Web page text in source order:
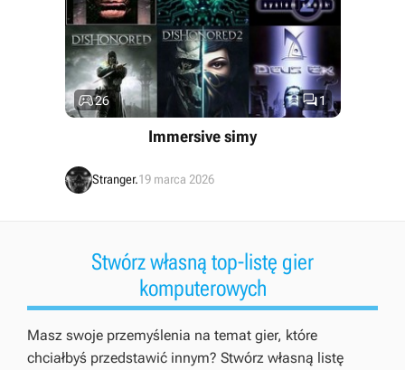
1
26
Immersive simy
Stranger.19 marca 2026
Stwórz własną top-listę gier
komputerowych
Masz swoje przemyślenia na temat gier, które
chciałbyś przedstawić innym? Stwórz własną listę